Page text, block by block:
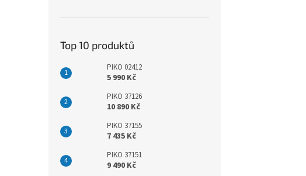
Top 10 produktů
PIKO 02412
5 990 Kč
PIKO 37126
10 890 Kč
PIKO 37155
7 435 Kč
PIKO 37151
9 490 Kč